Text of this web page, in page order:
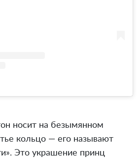
носит на безымянном
кольцо — его называют
Это украшение принц